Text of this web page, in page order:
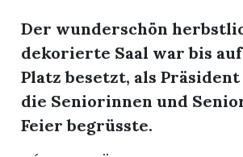
Der wunderschön
dekorierte Saal war bis
Platz besetzt, als
die Seniorinnen und
Feier begrüsste.